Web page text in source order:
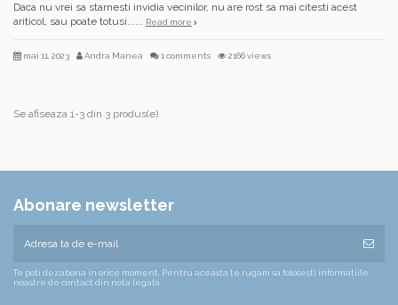
Daca nu vrei sa starnesti invidia vecinilor, nu are rost sa mai citesti acest
ariticol, sau poate totusi...... Read more
mai 11, 2023 Andra Manea 1 comments 2166 views
Se afiseaza 1-3 din 3 produs(e)
Abonare newsletter
Te poti dezabona in orice moment. Pentru aceasta te rugam sa folosesti informatiile
noastre de contact din nota legala.